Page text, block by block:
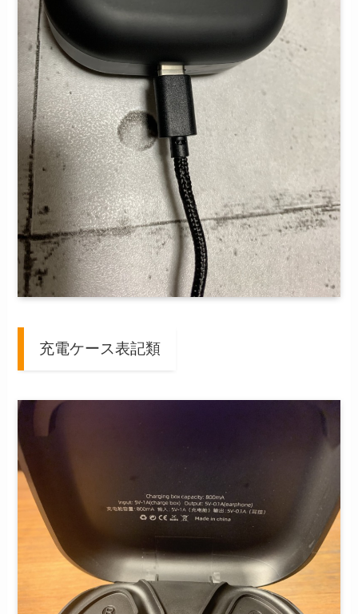
充電ケース表記類